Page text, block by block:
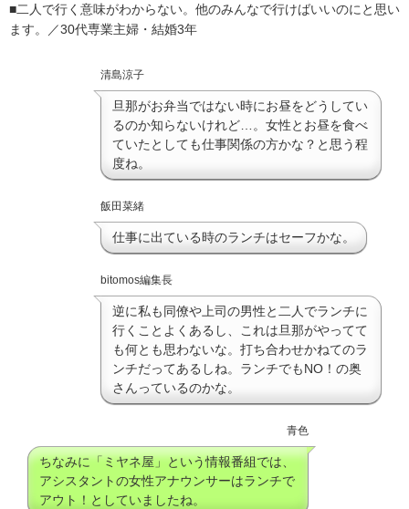
■二人で行く意味がわからない。他のみんなで行けばいいのにと思い
ます。／30代専業主婦・結婚3年
清島涼子
旦那がお弁当ではない時にお昼をどうしてい
るのか知らないけれど…。女性とお昼を食べ
ていたとしても仕事関係の方かな？と思う程
度ね。
飯田菜緒
仕事に出ている時のランチはセーフかな。
bitomos編集長
逆に私も同僚や上司の男性と二人でランチに
行くことよくあるし、これは旦那がやってて
も何とも思わないな。打ち合わせかねてのラ
ンチだってあるしね。ランチでもNO！の奥
さんっているのかな。
青色
ちなみに「ミヤネ屋」という情報番組では、
アシスタントの女性アナウンサーはランチで
アウト！としていましたね。